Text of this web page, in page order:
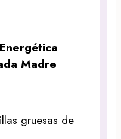
Madre
gruesas de